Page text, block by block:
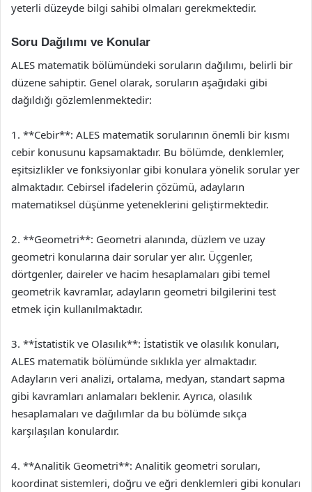
yeterli düzeyde bilgi sahibi olmaları gerekmektedir.
Soru Dağılımı ve Konular
ALES matematik bölümündeki soruların dağılımı, belirli bir
düzene sahiptir. Genel olarak, soruların aşağıdaki gibi
dağıldığı gözlemlenmektedir:
1. **Cebir**: ALES matematik sorularının önemli bir kısmı
cebir konusunu kapsamaktadır. Bu bölümde, denklemler,
eşitsizlikler ve fonksiyonlar gibi konulara yönelik sorular yer
almaktadır. Cebirsel ifadelerin çözümü, adayların
matematiksel düşünme yeteneklerini geliştirmektedir.
2. **Geometri**: Geometri alanında, düzlem ve uzay
geometri konularına dair sorular yer alır. Üçgenler,
dörtgenler, daireler ve hacim hesaplamaları gibi temel
geometrik kavramlar, adayların geometri bilgilerini test
etmek için kullanılmaktadır.
3. **İstatistik ve Olasılık**: İstatistik ve olasılık konuları,
ALES matematik bölümünde sıklıkla yer almaktadır.
Adayların veri analizi, ortalama, medyan, standart sapma
gibi kavramları anlamaları beklenir. Ayrıca, olasılık
hesaplamaları ve dağılımlar da bu bölümde sıkça
karşılaşılan konulardır.
4. **Analitik Geometri**: Analitik geometri soruları,
koordinat sistemleri, doğru ve eğri denklemleri gibi konuları